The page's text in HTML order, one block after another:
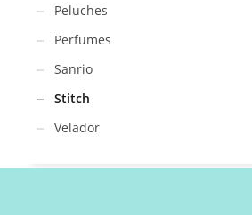
Peluches
Perfumes
Sanrio
Stitch
Velador